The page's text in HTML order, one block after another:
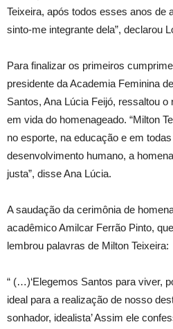
Teixeira, após todos esses anos de
sinto-me integrante dela”, declarou
Para finalizar os primeiros
presidente da Academia Feminina
Santos, Ana Lúcia Feijó, ressaltou
em vida do homenageado. “Milton
no esporte, na educação e em
desenvolvimento humano, a
justa”, disse Ana Lúcia.
A saudação da cerimônia de
acadêmico Amilcar Ferrão Pinto,
lembrou palavras de Milton Teixeira:
“ (…)‘Elegemos Santos para viver,
ideal para a realização de nosso
sonhador, idealista’ Assim ele